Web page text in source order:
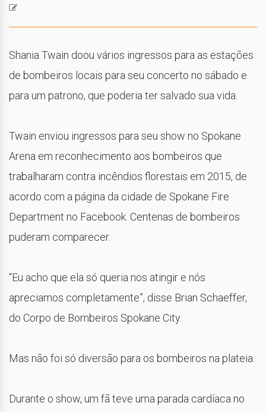
Shania Twain doou vários ingressos para as estações
de bombeiros locais para seu concerto no sábado e
para um patrono, que poderia ter salvado sua vida.
Twain enviou ingressos para seu show no Spokane
Arena em reconhecimento aos bombeiros que
trabalharam contra incêndios florestais em 2015, de
acordo com a página da cidade de Spokane Fire
Department no Facebook. Centenas de bombeiros
puderam comparecer.
“Eu acho que ela só queria nos atingir e nós
apreciamos completamente”, disse Brian Schaeffer,
do Corpo de Bombeiros Spokane City.
Mas não foi só diversão para os bombeiros na plateia.
Durante o show, um fã teve uma parada cardíaca no